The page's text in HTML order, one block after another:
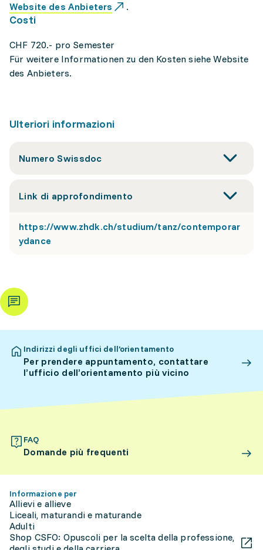
Website des Anbieters
.
Costi
CHF 720.- pro Semester
Für weitere Informationen zu den Kosten siehe Website
des Anbieters.
Ulteriori informazioni
Numero Swissdoc
Link di approfondimento
https://www.zhdk.ch/studium/tanz/contemporar
ydance
Indirizzi degli uffici dell’orientamento
Per prendere appuntamento, contattare
l’ufficio dell’orientamento più vicino
FAQ
Domande più frequenti
Informazione per
Allievi e allieve
Liceali, maturandi e maturande
Adulti
Shop CSFO: Opuscoli per la scelta della professione,